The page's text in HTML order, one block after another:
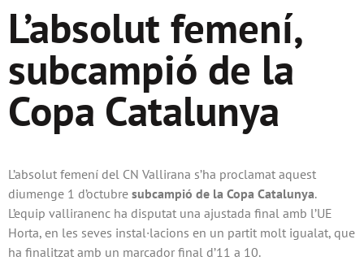
L’absolut femení,
subcampió de la
Copa Catalunya
L’absolut femení del CN Vallirana s’ha proclamat aquest
diumenge 1 d’octubre subcampió de la Copa Catalunya.
L’equip valliranenc ha disputat una ajustada final amb l’UE
Horta, en les seves instal·lacions en un partit molt igualat, que
ha finalitzat amb un marcador final d’11 a 10.